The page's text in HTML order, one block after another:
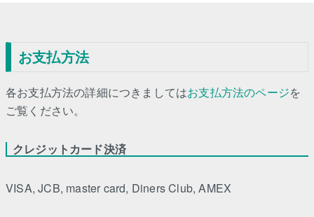
お支払方法
各お支払方法の詳細につきましてはお支払方法のページを
ご覧ください。
クレジットカード決済
VISA, JCB, master card, Diners Club, AMEX